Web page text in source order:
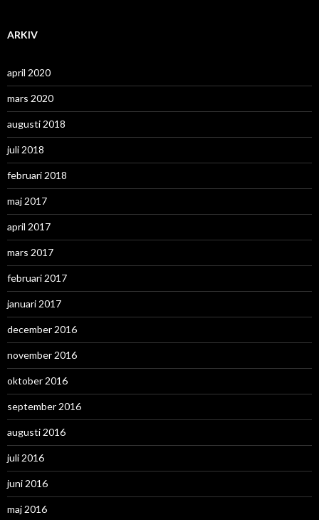
ARKIV
april 2020
mars 2020
augusti 2018
juli 2018
februari 2018
maj 2017
april 2017
mars 2017
februari 2017
januari 2017
december 2016
november 2016
oktober 2016
september 2016
augusti 2016
juli 2016
juni 2016
maj 2016